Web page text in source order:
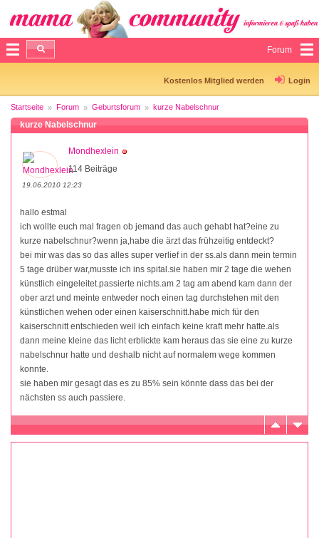
Forum
Kostenlos Mitglied werden Login
Startseite Forum Geburtsforum kurze Nabelschnur
kurze Nabelschnur
Mondhexlein
114 Beiträge
19.06.2010 12:23
hallo estmal
ich wollte euch mal fragen ob jemand das auch gehabt hat?eine zu
kurze nabelschnur?wenn ja,habe die ärzt das frühzeitig entdeckt?
bei mir was das so das alles super verlief in der ss.als dann mein termin
5 tage drüber war,musste ich ins spital.sie haben mir 2 tage die wehen
künstlich eingeleitet.passierte nichts.am 2 tag am abend kam dann der
ober arzt und meinte entweder noch einen tag durchstehen mit den
künstlichen wehen oder einen kaiserschnitt.habe mich für den
kaiserschnitt entschieden weil ich einfach keine kraft mehr hatte.als
dann meine kleine das licht erblickte kam heraus das sie eine zu kurze
nabelschnur hatte und deshalb nicht auf normalem wege kommen
konnte.
sie haben mir gesagt das es zu 85% sein könnte dass das bei der
nächsten ss auch passiere.